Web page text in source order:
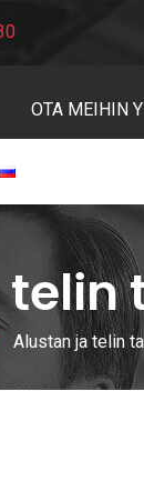
OTA MEIHIN
telin
Alustan ja telin